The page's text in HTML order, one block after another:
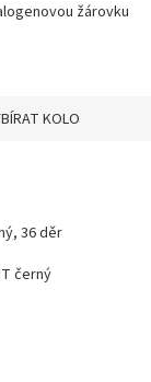
žárovku
KOLO
36 děr
černý